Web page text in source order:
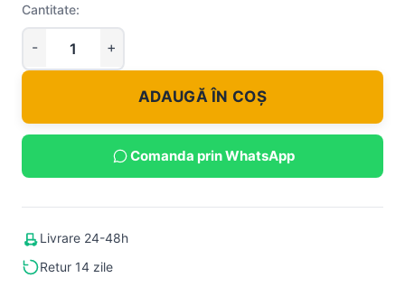
Cantitate:
ADAUGĂ ÎN COȘ
Comanda prin WhatsApp
Livrare 24-48h
Retur 14 zile